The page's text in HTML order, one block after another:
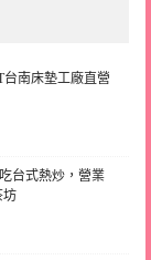
南床墊工廠直營
台式熱炒，營業
坊